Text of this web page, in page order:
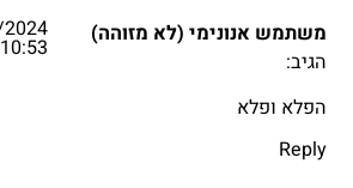
משתמש אנונימי (לא מזוהה)
הגיב:
10:53
הפלא ופלא
Reply